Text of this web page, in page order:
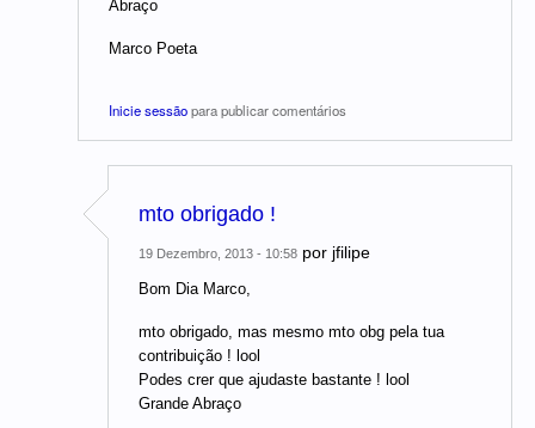
Abraço
Marco Poeta
Inicie sessãopara publicar comentários
mto obrigado !
19 Dezembro, 2013 - 10:58 por jfilipe
Bom Dia Marco,
mto obrigado, mas mesmo mto obg pela tua
contribuição ! lool
Podes crer que ajudaste bastante ! lool
Grande Abraço